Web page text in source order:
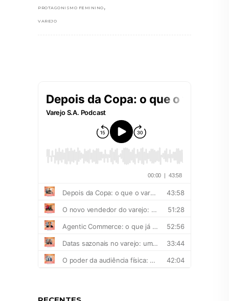
PROTAGONISMO FEMININO ,
VAREJO